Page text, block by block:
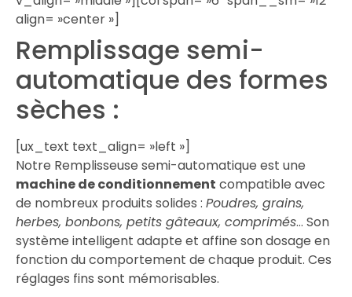
align= »center »]
Remplissage semi-
automatique des formes
sèches :
[ux_text text_align= »left »]
Notre Remplisseuse semi-automatique est une
machine de conditionnement compatible avec
de nombreux produits solides : Poudres, grains,
herbes, bonbons, petits gâteaux, comprimés… Son
système intelligent adapte et affine son dosage en
fonction du comportement de chaque produit. Ces
réglages fins sont mémorisables.